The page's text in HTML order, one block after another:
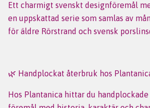
Ett charmigt svenskt designföremål
en uppskattad serie som samlas av
för äldre Rörstrand och svensk
🌿 Handplockat återbruk hos
Hos Plantanica hittar du handplockade